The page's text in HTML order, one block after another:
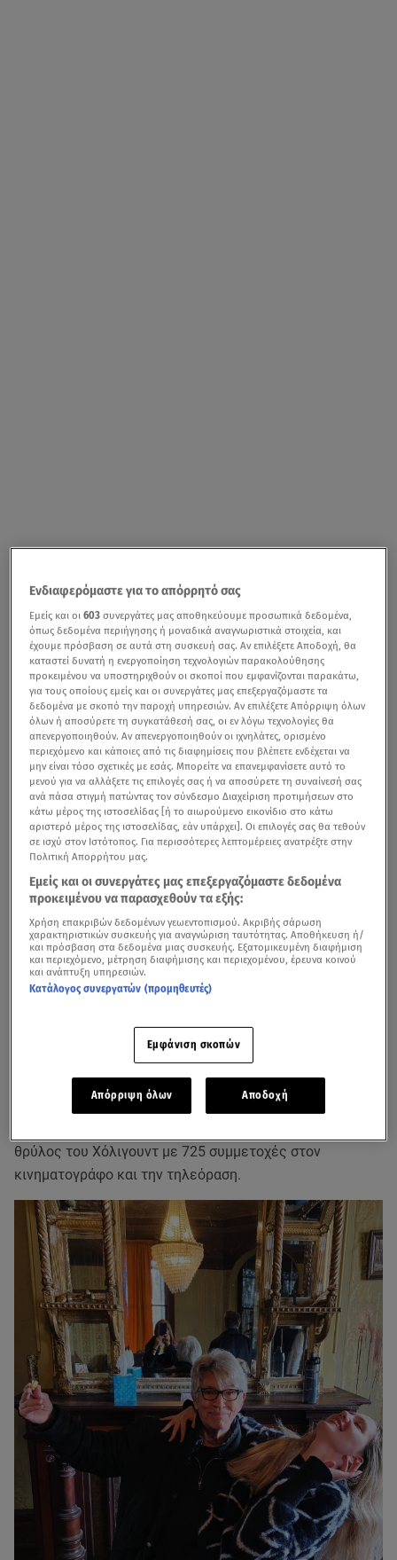
Η Άννα Ρεζάν βρίσκεται στη Νέα Υόρκη και
συμπρωταγωνιστεί με τον υποψήφιο για Όσκαρ, Eric
Roberts στη δεύτερη σεζόν της αμερικανικής σκοτεινής
ακολουθεί έναν εκτελεστή.
Η πρώτη σεζόν έγινε viral στο Tubi και είναι η τρίτη σε
δημοτικότητα στις ΗΠΑ όπως έγραψε και το Variety.
θρύλος του Χόλιγουντ με 725 συμμετοχές στον
κινηματογράφο και την τηλεόραση.
Ενδιαφερόμαστε για το απόρρητό σας
Εμείς και οι603 συνεργάτες μας αποθηκεύουμε προσωπικά δεδομένα,
όπως δεδομένα περιήγησης ή μοναδικά αναγνωριστικά στοιχεία, και
έχουμε πρόσβαση σε αυτά στη συσκευή σας. Αν επιλέξετε Αποδοχή, θα
καταστεί δυνατή η ενεργοποίηση τεχνολογιών παρακολούθησης
προκειμένου να υποστηριχθούν οι σκοποί που εμφανίζονται παρακάτω,
για τους οποίους εμείς και οι συνεργάτες μας επεξεργαζόμαστε τα
δεδομένα με σκοπό την παροχή υπηρεσιών. Αν επιλέξετε Απόρριψη όλων
όλων ή αποσύρετε τη συγκατάθεσή σας, οι εν λόγω τεχνολογίες θα
απενεργοποιηθούν. Αν απενεργοποιηθούν οι ιχνηλάτες, ορισμένο
περιεχόμενο και κάποιες από τις διαφημίσεις που βλέπετε ενδέχεται να
μην είναι τόσο σχετικές με εσάς. Μπορείτε να επανεμφανίσετε αυτό το
μενού για να αλλάξετε τις επιλογές σας ή να αποσύρετε τη συναίνεσή σας
ανά πάσα στιγμή πατώντας τον σύνδεσμο Διαχείριση προτιμήσεων στο
κάτω μέρος της ιστοσελίδας [ή το αιωρούμενο εικονίδιο στο κάτω
αριστερό μέρος της ιστοσελίδας, εάν υπάρχει]. Οι επιλογές σας θα τεθούν
σε ισχύ στον Ιστότοπος. Για περισσότερες λεπτομέρειες ανατρέξτε στην
Πολιτική Απορρήτου μας.
Εμείς και οι συνεργάτες μας επεξεργαζόμαστε δεδομένα
προκειμένου να παρασχεθούν τα εξής:
Χρήση επακριβών δεδομένων γεωεντοπισμού. Ακριβής σάρωση
χαρακτηριστικών συσκευής για αναγνώριση ταυτότητας. Αποθήκευση ή/
και πρόσβαση στα δεδομένα μιας συσκευής. Εξατομικευμένη διαφήμιση
και περιεχόμενο, μέτρηση διαφήμισης και περιεχομένου, έρευνα κοινού
και ανάπτυξη υπηρεσιών.
Κατάλογος συνεργατών (προμηθευτές)
Εμφάνιση σκοπών
Απόρριψη όλων Αποδοχή